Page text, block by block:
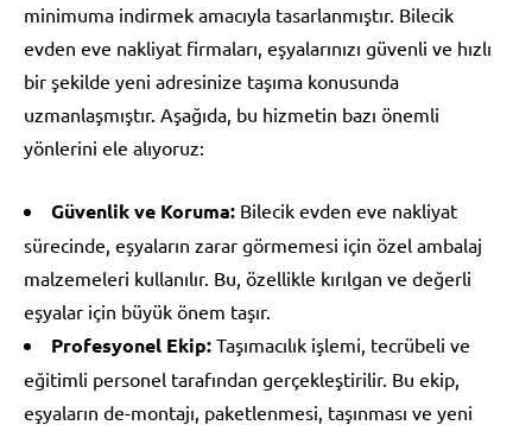
minimuma indirmek amacıyla tasarlanmıştır. Bilecik
evden eve nakliyat firmaları, eşyalarınızı güvenli ve hızlı
bir şekilde yeni adresinize taşıma konusunda
uzmanlaşmıştır. Aşağıda, bu hizmetin bazı önemli
yönlerini ele alıyoruz:
Güvenlik ve Koruma: Bilecik evden eve nakliyat
sürecinde, eşyaların zarar görmemesi için özel ambalaj
malzemeleri kullanılır. Bu, özellikle kırılgan ve değerli
eşyalar için büyük önem taşır.
Profesyonel Ekip: Taşımacılık işlemi, tecrübeli ve
eğitimli personel tarafından gerçekleştirilir. Bu ekip,
eşyaların de-montajı, paketlenmesi, taşınması ve yeni